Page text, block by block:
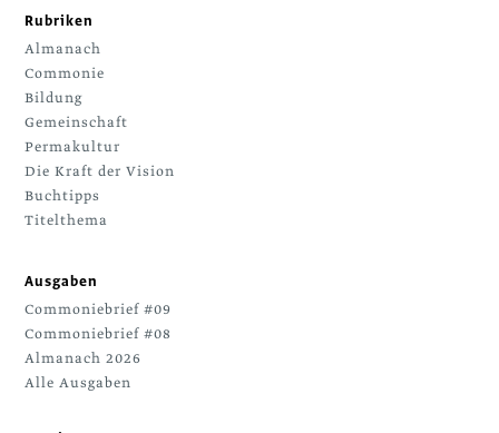
Rubriken
Almanach
Commonie
Bildung
Gemeinschaft
Permakultur
Die Kraft der Vision
Buchtipps
Titelthema
Ausgaben
Commoniebrief #09
Commoniebrief #08
Almanach 2026
Alle Ausgaben